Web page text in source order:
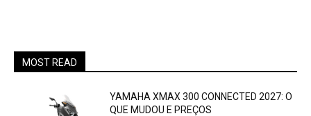
MOST READ
YAMAHA XMAX 300 CONNECTED 2027: O
QUE MUDOU E PREÇOS